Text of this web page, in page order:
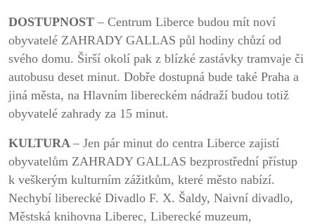
DOSTUPNOST – Centrum Liberce budou mít noví
obyvatelé ZAHRADY GALLAS půl hodiny chůzí od
svého domu. Širší okolí pak z blízké zastávky tramvaje či
autobusu deset minut. Dobře dostupná bude také Praha a
jiná města, na Hlavním libereckém nádraží budou totiž
obyvatelé zahrady za 15 minut.
KULTURA – Jen pár minut do centra Liberce zajistí
obyvatelům ZAHRADY GALLAS bezprostřední přístup
k veškerým kulturním zážitkům, které město nabízí.
Nechybí liberecké Divadlo F. X. Šaldy, Naivní divadlo,
Městská knihovna Liberec, Liberecké muzeum,